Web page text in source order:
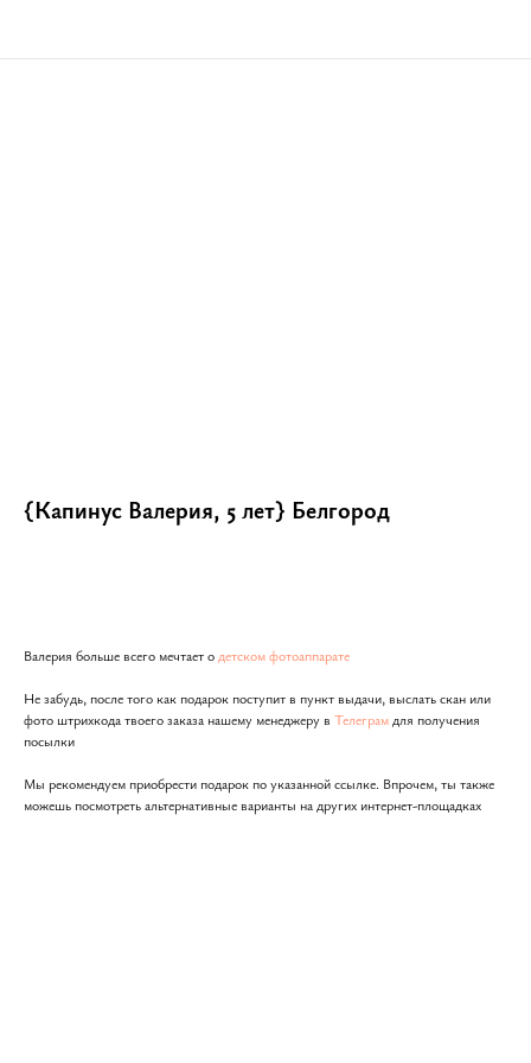
{Капинус Валерия, 5 лет} Белгород
Валерия больше всего мечтает о детском фотоаппарате
Не забудь, после того как подарок поступит в пункт выдачи, выслать скан или
фото штрихкода твоего заказа нашему менеджеру в Телеграм для получения
посылки
Мы рекомендуем приобрести подарок по указанной ссылке. Впрочем, ты также
можешь посмотреть альтернативные варианты на других интернет-площадках